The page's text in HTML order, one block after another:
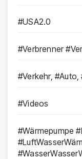
#USA2.0
#Verbrenner
#Verkehr, #Auto,
#Videos
#Wärmepumpe